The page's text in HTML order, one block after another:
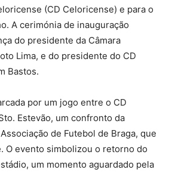
(CD Celoricense) e para o
A cerimónia de inauguração
do presidente da Câmara
Lima, e do presidente do CD
Bastos.
por um jogo entre o CD
Estevão, um confronto da
de Futebol de Braga, que
O evento simbolizou o retorno do
um momento aguardado pela